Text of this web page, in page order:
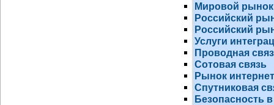
Мировой рынок
Российский
Российский
Услуги
Проводная
Сотовая связь
Рынок
Спутниковая
Безопасность